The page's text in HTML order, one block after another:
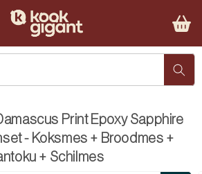
Print Epoxy Sapphire
- Koksmes + Broodmes +
+ Schilmes